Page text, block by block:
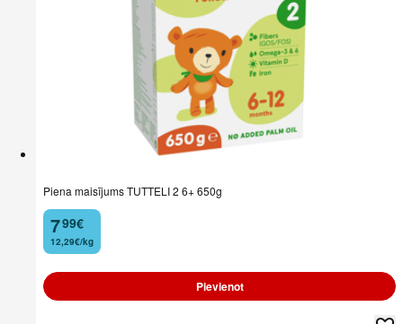
Piena maisījums TUTTELI 2 6+ 650g
7
. 99€
12,29€/kg
Pievienot